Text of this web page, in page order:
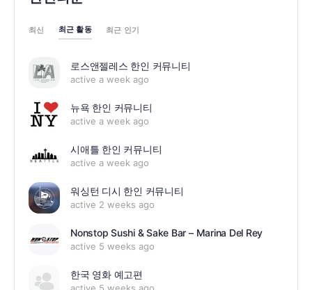
최신 최근 활동 최근 인기
로스앤젤레스 한인 커뮤니티
active a week ago
뉴욕 한인 커뮤니티
active a week ago
시애틀 한인 커뮤니티
active a week ago
워싱턴 디시 한인 커뮤니티
active 2 weeks ago
Nonstop Sushi & Sake Bar – Marina Del Rey
active 5 weeks ago
한국 영화 예고편